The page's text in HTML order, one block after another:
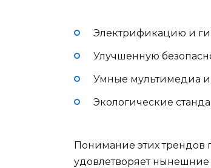
Электрификацию и
Улучшенную
Умные мультимедиа
Экологические
Понимание этих трендов
удовлетворяет